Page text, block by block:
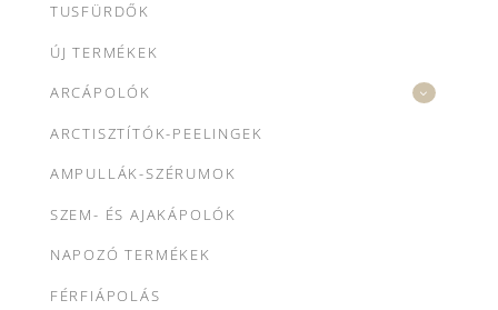
TUSFÜRDŐK
ÚJ TERMÉKEK
ARCÁPOLÓK
ARCTISZTÍTÓK-PEELINGEK
AMPULLÁK-SZÉRUMOK
SZEM- ÉS AJAKÁPOLÓK
NAPOZÓ TERMÉKEK
FÉRFIÁPOLÁS